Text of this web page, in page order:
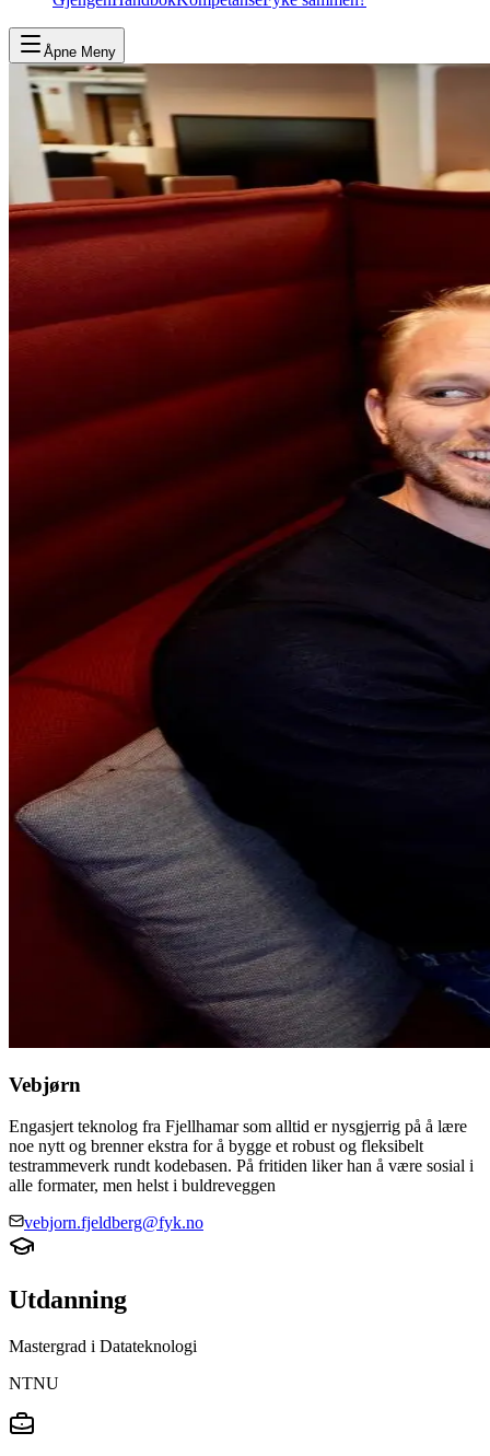
Åpne Meny
Vebjørn
Engasjert teknolog fra Fjellhamar som alltid er nysgjerrig på å lære
noe nytt og brenner ekstra for å bygge et robust og fleksibelt
testrammeverk rundt kodebasen. På fritiden liker han å være sosial i
alle formater, men helst i buldreveggen
vebjorn.fjeldberg@fyk.no
Utdanning
Mastergrad i Datateknologi
NTNU